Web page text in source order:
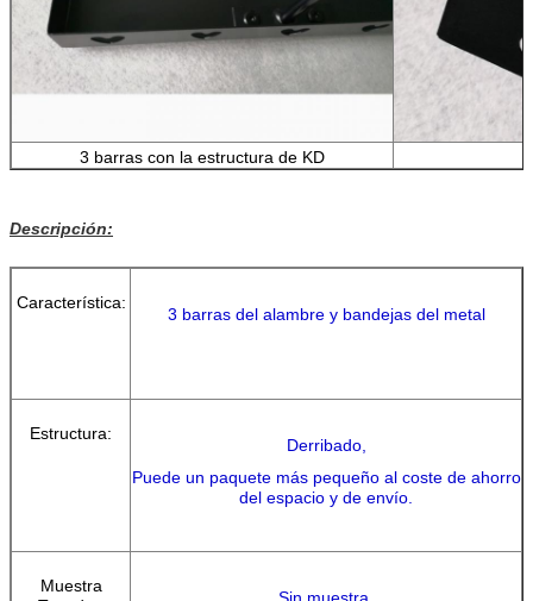
3 barras con la estructura de KD
Descripción:
Característica:
3 barras del alambre y bandejas del metal
Estructura:
Derribado,
Puede un paquete más pequeño al coste de ahorro
del espacio y de envío.
Muestra